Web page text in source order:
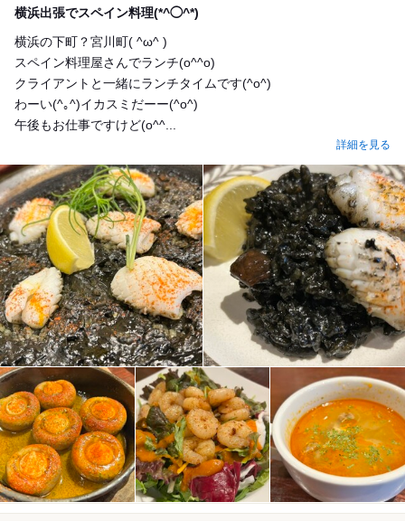
横浜出張でスペイン料理(*^◯^*)
横浜の下町？宮川町( ^ω^ )
スペイン料理屋さんでランチ(o^^o)
クライアントと一緒にランチタイムです(^o^)
わーい(^｡^)イカスミだーー(^o^)
午後もお仕事ですけど(o^^...
詳細を見る